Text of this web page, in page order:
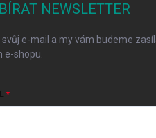
NEWSLETTER
svůj e-mail a my vám budeme
e-shopu.